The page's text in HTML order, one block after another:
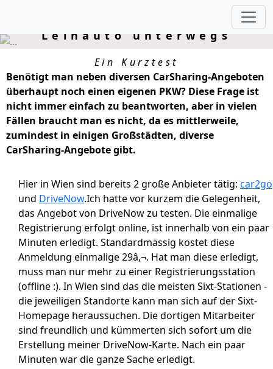
Leihauto unterwegs
Ein Kurztest
Benötigt man neben diversen CarSharing-Angeboten
überhaupt noch einen eigenen PKW? Diese Frage ist
nicht immer einfach zu beantworten, aber in vielen
Fällen braucht man es nicht, da es mittlerweile,
zumindest in einigen Großstädten, diverse
CarSharing-Angebote gibt.
Hier in Wien sind bereits 2 große Anbieter tätig: car2go
und DriveNow.Ich hatte vor kurzem die Gelegenheit,
das Angebot von DriveNow zu testen. Die einmalige
Registrierung erfolgt online, ist innerhalb von ein paar
Minuten erledigt. Standardmässig kostet diese
Anmeldung einmalige 29â‚¬. Hat man diese erledigt,
muss man nur mehr zu einer Registrierungsstation
(offline :). In Wien sind das die meisten Sixt-Stationen -
die jeweiligen Standorte kann man sich auf der Sixt-
Homepage heraussuchen. Die dortigen Mitarbeiter
sind freundlich und kümmerten sich sofort um die
Erstellung meiner DriveNow-Karte. Nach ein paar
Minuten war die ganze Sache erledigt.